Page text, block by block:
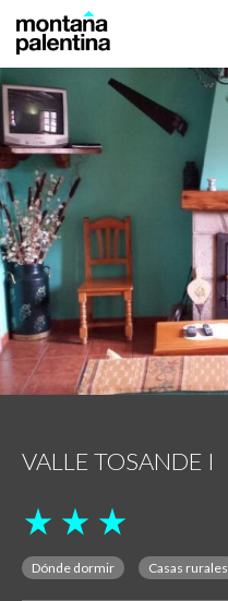
VALLE TOSANDE I
star_rate star_rate star_rate
Dónde dormir Casas rurales